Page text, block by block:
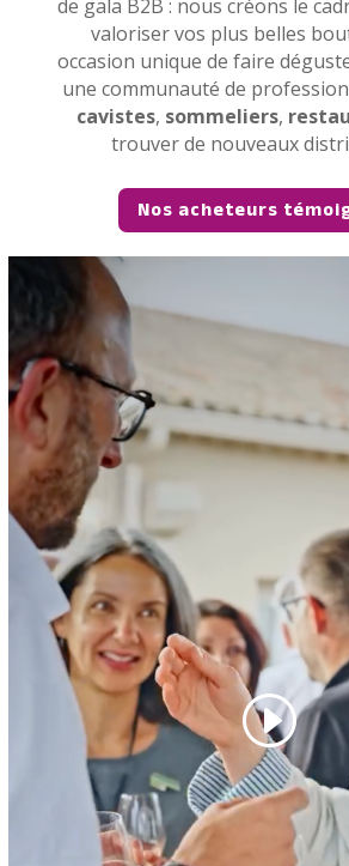
de gala B2B : nous créons le
valoriser vos plus belles
occasion unique de faire
une communauté de
cavistes, sommeliers,
trouver de nouveaux
Nos acheteurs